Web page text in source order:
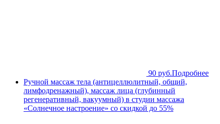
90 руб.Подробнее
Ручной массаж тела (антицеллюлитный, общий,
лимфодренажный), массаж лица (глубинный
регенеративный, вакуумный) в студии массажа
«Солнечное настроение» со скидкой до 55%